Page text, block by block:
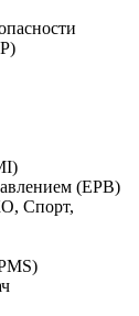
(EPB)
Спорт,